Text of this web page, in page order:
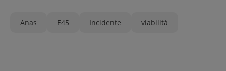
Anas E45 Incidente viabilità